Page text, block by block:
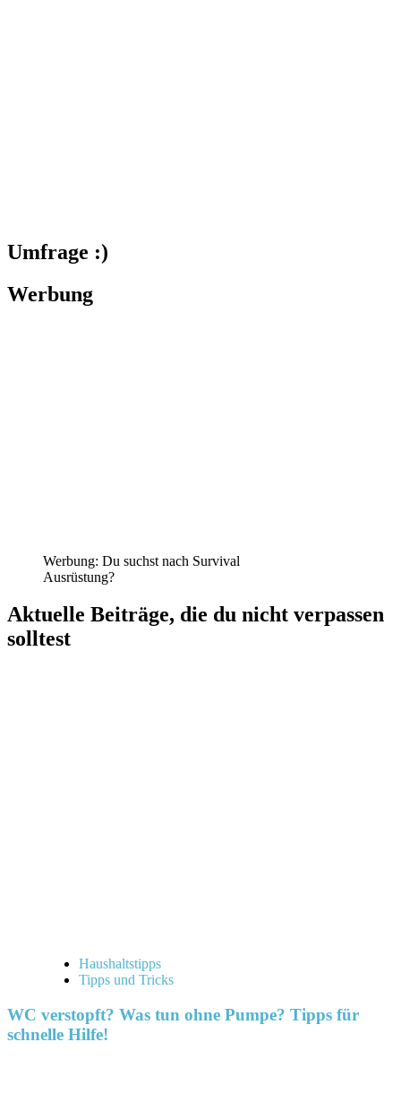
Umfrage :)
Werbung
Werbung: Du suchst nach Survival
Ausrüstung?
Aktuelle Beiträge, die du nicht verpassen
solltest
Haushaltstipps
Tipps und Tricks
WC verstopft? Was tun ohne Pumpe? Tipps für
schnelle Hilfe!